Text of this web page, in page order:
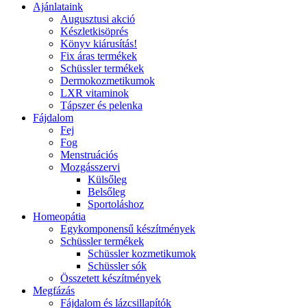
Ajánlataink
Augusztusi akció
Készletkisöprés
Könyv kiárusítás!
Fix áras termékek
Schüssler termékek
Dermokozmetikumok
LXR vitaminok
Tápszer és pelenka
Fájdalom
Fej
Fog
Menstruációs
Mozgásszervi
Külsőleg
Belsőleg
Sportoláshoz
Homeopátia
Egykomponensű készítmények
Schüssler termékek
Schüssler kozmetikumok
Schüssler sók
Összetett készítmények
Megfázás
Fájdalom és lázcsillapítók